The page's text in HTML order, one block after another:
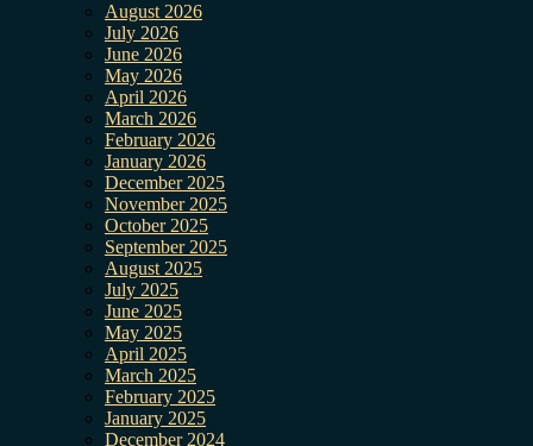
August 2026
July 2026
June 2026
May 2026
April 2026
March 2026
February 2026
January 2026
December 2025
November 2025
October 2025
September 2025
August 2025
July 2025
June 2025
May 2025
April 2025
March 2025
February 2025
January 2025
December 2024